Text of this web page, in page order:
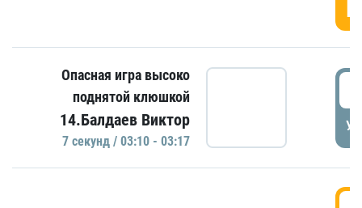
Опасная игра высоко
поднятой клюшкой
14.Балдаев Виктор
7 секунд / 03:10 - 03:17